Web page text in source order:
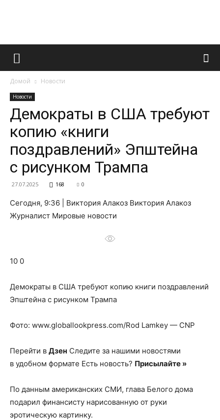
Французский
Домой Новости
Новости
Демократы в США требуют
копию «книги
поздравлений» Эпштейна
с рисунком Трампа
27.07.2025 168 0
Сегодня, 9:36 | Виктория Алакоз Виктория Алакоз
Журналист Мировые новости
10 0
Демократы в США требуют копию книги поздравлений
Эпштейна с рисунком Трампа
Фото: www.globallookpress.com/Rod Lamkey — CNP
Перейти в Дзен Следите за нашими новостями
в удобном формате Есть новость? Присылайте »
По данным американских СМИ, глава Белого дома
подарил финансисту нарисованную от руки
эротическую картинку.